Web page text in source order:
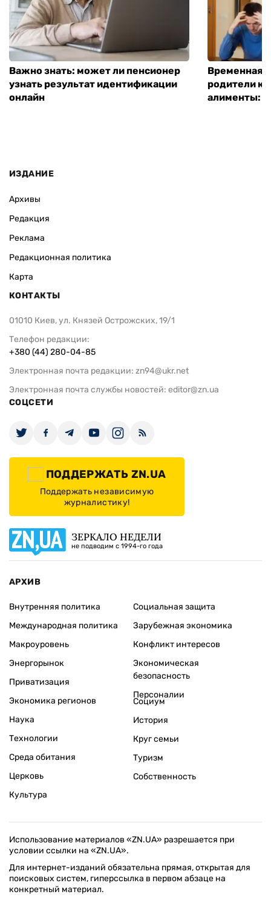
Важно знать: может ли пенсионер
узнать результат идентификации
онлайн
Временная
родители
алименты:
ИЗДАНИЕ
Архивы
Редакция
Реклама
Редакционная политика
Карта
КОНТАКТЫ
01010 Киев, ул. Князей Острожских, 19/1
Телефон редакции:
+380 (44) 280-04-85
Электронная почта редакции: zn94@ukr.net
Электронная почта службы новостей: editor@zn.ua
СОЦСЕТИ
ПОДДЕРЖАТЬ ZN.UA
Поддержать независимую
журналистику!
ЗЕРКАЛО НЕДЕЛИ
не подводим с 1994-го года
АРХИВ
Внутренняя политика
Международная политика
Макроуровень
Энергорынок
Приватизация
Экономика регионов
Социальная защита
Зарубежная экономика
Конфликт интересов
Экономическая
безопасность
Персоналии
Наука
Технологии
Среда обитания
Церковь
Культура
Социум
История
Круг семьи
Туризм
Собственность
Использование материалов «ZN.UA» разрешается при
условии ссылки на «ZN.UA».
Для интернет-изданий обязательна прямая, открытая для
поисковых систем, гиперссылка в первом абзаце на
конкретный материал.